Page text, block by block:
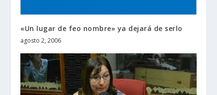
«Un lugar de feo nombre» ya dejará de serlo
agosto 2, 2006